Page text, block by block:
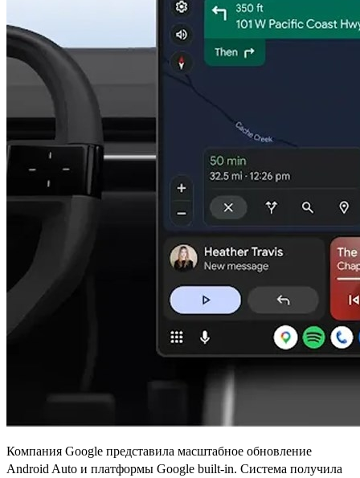
Компания Google представила масштабное обновление
Android Auto и платформы Google built-in. Система получила